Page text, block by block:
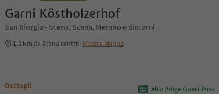
Garni Köstholzerhof
San Giorgio - Scena, Scena, Merano e dintorni
1.1 km da Scena centro Mostra Mappa
Dettagli Alto Adige Guest Pass